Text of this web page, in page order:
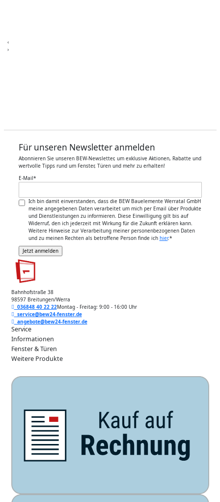
‹
›
Für unseren Newsletter anmelden
Abonnieren Sie unseren BEW-Newsletter, um exklusive Aktionen, Rabatte und
wertvolle Tipps rund um Fenster, Türen und mehr zu erhalten!
E-Mail*
Ich bin damit einverstanden, dass die BEW Bauelemente Werratal GmbH
meine angegebenen Daten verarbeitet um mich per Email über Produkte
und Dienstleistungen zu informieren. Diese Einwilligung gilt bis auf
Widerruf, den ich jederzeit mit Wirkung für die Zukunft erklären kann.
Weitere Hinweise zur Verarbeitung meiner personenbezogenen Daten
und zu meinen Rechten als betroffene Person finde ich hier.*
Bahnhofstraße 38
98597 Breitungen/Werra
036848 40 22 22Montag - Freitag: 9:00 - 16:00 Uhr
service@bew24-fenster.de
angebote@bew24-fenster.de
Service
Informationen
Fenster & Türen
Weitere Produkte